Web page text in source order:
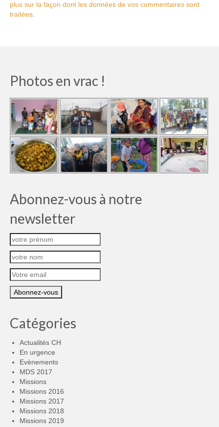
plus sur la façon dont les données de vos commentaires sont
traitées
Photos en vrac !
Abonnez-vous à notre
newsletter
Catégories
Actualités CH
En urgence
Evènements
MDS 2017
Missions
Missions 2016
Missions 2017
Missions 2018
Missions 2019